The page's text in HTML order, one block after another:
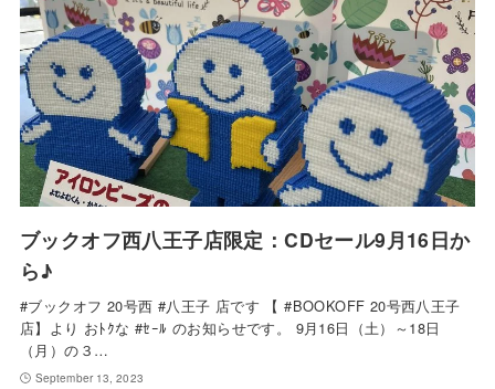
ブックオフ西八王子店限定：CDセール9月16日か
ら♪
#ブックオフ 20号西 #八王子 店です 【 #BOOKOFF 20号西八王子
店】より おﾄｸな #ｾｰﾙ のお知らせです。 9月16日（土）～18日
（月）の３…
September 13, 2023